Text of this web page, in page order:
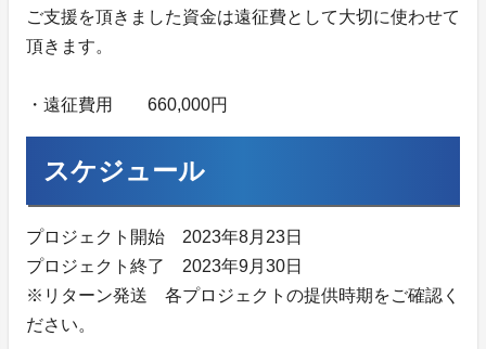
ご支援を頂きました資金は遠征費として大切に使わせて
頂きます。
・遠征費用 660,000円
スケジュール
プロジェクト開始 2023年8月23日
プロジェクト終了 2023年9月30日
※リターン発送 各プロジェクトの提供時期をご確認く
ださい。